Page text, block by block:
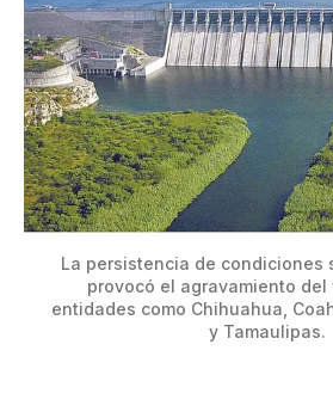
provocó el agravamiento del
entidades como Chihuahua,
y Tamaulipas.